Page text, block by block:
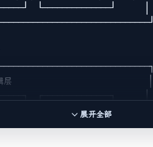
└──────────────┘      │
层                            │
│  │ 动画控制     │      │
展开全部